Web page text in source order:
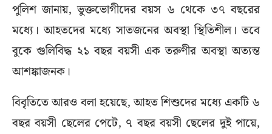
পুলিশ জানায়, ভুক্তভোগীদের বয়স ৬ থেকে ৩৭ বছরের
মধ্যে। আহতদের মধ্যে সাতজনের অবস্থা স্থিতিশীল। তবে
বুকে গুলিবিদ্ধ ২১ বছর বয়সী এক তরুণীর অবস্থা অত্যন্ত
আশঙ্কাজনক।
বিবৃতিতে আরও বলা হয়েছে, আহত শিশুদের মধ্যে একটি ৬
বছর বয়সী ছেলের পেটে, ৭ বছর বয়সী ছেলের দুই পায়ে,